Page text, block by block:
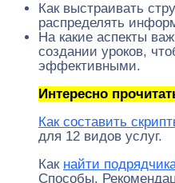
Как выстраивать
распределять
На какие аспекты
создании уроков,
эффективными.
Интересно
Как составить
для 12 видов услуг.
Как найти
Способы.